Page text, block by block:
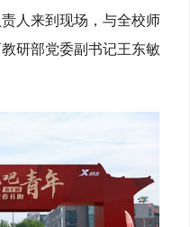
人来到现场，与全校师
研部党委副书记王东敏